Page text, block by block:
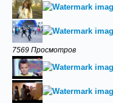
7569 Просмотров